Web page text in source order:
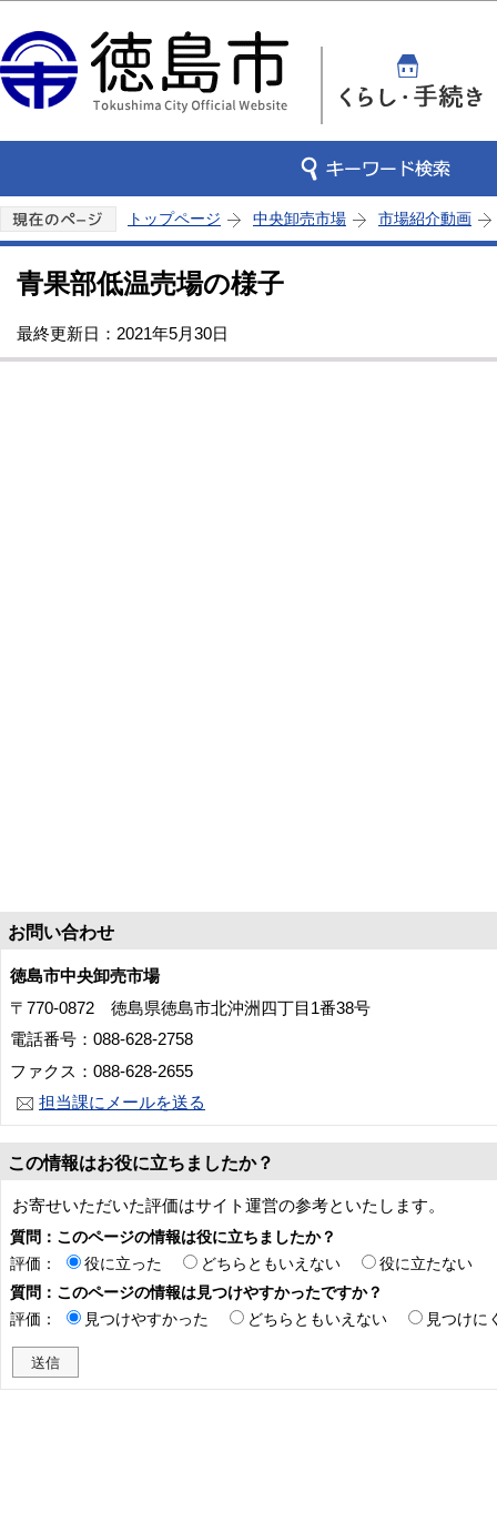
トップページ 中央卸売市場 市場紹介動画
青果部低温売場の様子
最終更新日：2021年5月30日
お問い合わせ
徳島市中央卸売市場
〒770-0872 徳島県徳島市北沖洲四丁目1番38号
電話番号：088-628-2758
ファクス：088-628-2655
担当課にメールを送る
この情報はお役に立ちましたか？
お寄せいただいた評価はサイト運営の参考といたします。
質問：このページの情報は役に立ちましたか？
評価：
役に立った どちらともいえない
役に立たない
質問：このページの情報は見つけやすかったですか？
評価：
見つけやすかった どちらともいえない 見つけに